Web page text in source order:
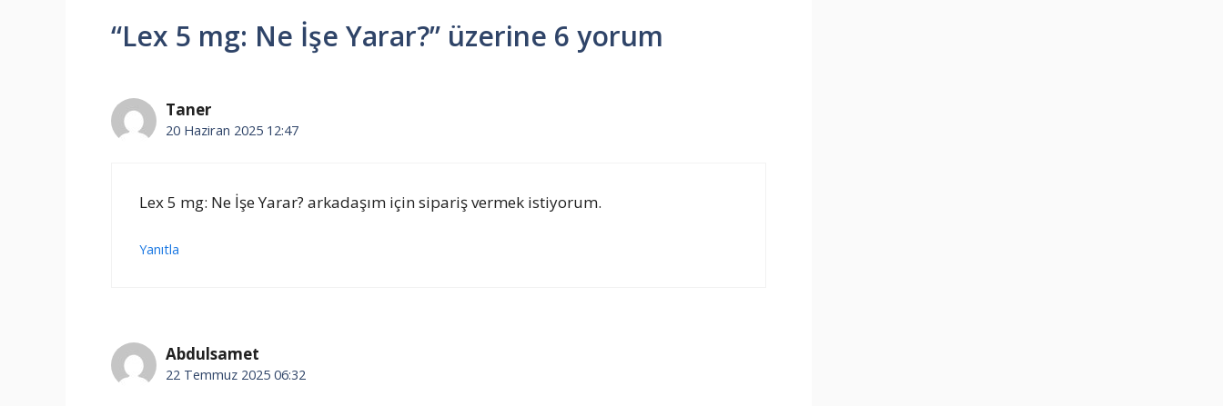
“Lex 5 mg: Ne İşe Yarar?” üzerine 6 yorum
Taner
20 Haziran 2025 12:47
Lex 5 mg: Ne İşe Yarar? arkadaşım için sipariş vermek istiyorum.
Yanıtla
Abdulsamet
22 Temmuz 2025 06:32